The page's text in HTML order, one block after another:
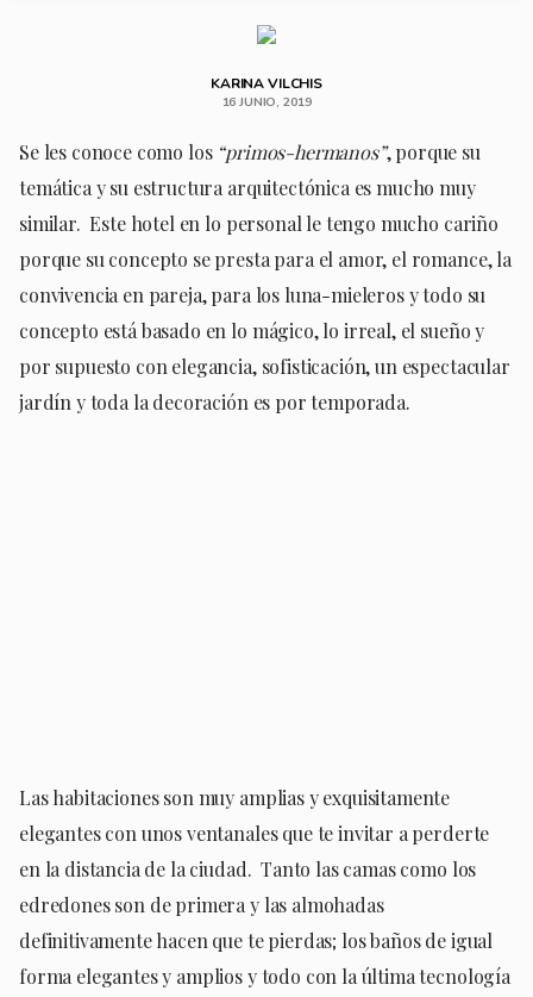
KARINA VILCHIS
16 JUNIO, 2019
Se les conoce como los “primos-hermanos”, porque su
temática y su estructura arquitectónica es mucho muy
similar. Este hotel en lo personal le tengo mucho cariño
porque su concepto se presta para el amor, el romance, la
convivencia en pareja, para los luna-mieleros y todo su
concepto está basado en lo mágico, lo irreal, el sueño y
por supuesto con elegancia, sofisticación, un espectacular
jardín y toda la decoración es por temporada.
Las habitaciones son muy amplias y exquisitamente
elegantes con unos ventanales que te invitar a perderte
en la distancia de la ciudad. Tanto las camas como los
edredones son de primera y las almohadas
definitivamente hacen que te pierdas; los baños de igual
forma elegantes y amplios y todo con la última tecnología